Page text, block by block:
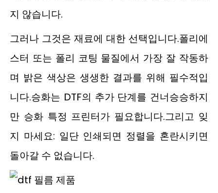
지 않습니다.
그러나 그것은 재료에 대한 선택입니다.폴리에
스터 또는 폴리 코팅 물질에서 가장 잘 작동하
며 밝은 색상은 생생한 결과를 위해 필수적입
니다.승화는 DTF의 추가 단계를 건너승승하지
만 승화 특정 프린터가 필요합니다.그리고 잊
지 마세요: 일단 인쇄되면 정렬을 혼란시키면
돌아갈 수 없습니다.